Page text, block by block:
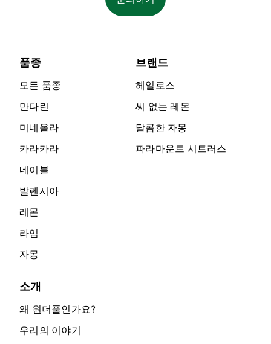
품종
모든 품종
만다린
미네올라
카라카라
네이블
발렌시아
레몬
라임
자몽
브랜드
헤일로스
씨 없는 레몬
달콤한 자몽
파라마운트 시트러스
소개
왜 원더풀인가요?
우리의 이야기